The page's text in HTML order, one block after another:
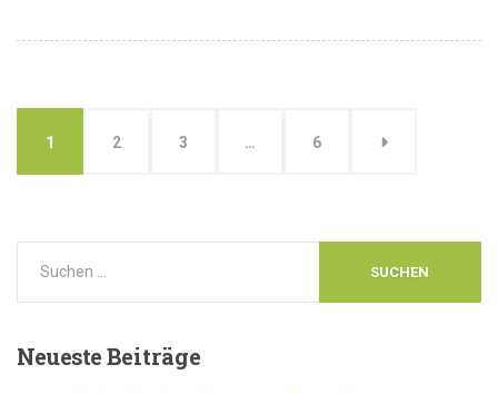
1 2 3 … 6
NeuesteBeiträge